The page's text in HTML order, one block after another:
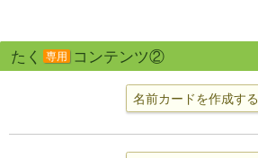
たく 専用 コンテンツ②
名前カードを作成する